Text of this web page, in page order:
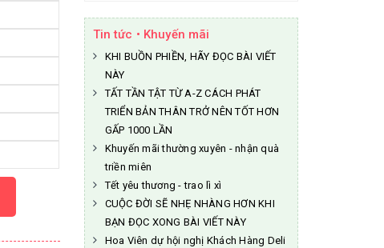
Tin tức • Khuyến mãi
KHI BUỒN PHIỀN, HÃY ĐỌC BÀI VIẾT
NÀY
TẤT TẦN TẬT TỪ A-Z CÁCH PHÁT
TRIỂN BẢN THÂN TRỞ NÊN TỐT HƠN
GẤP 1000 LẦN
Khuyến mãi thường xuyên - nhận quà
triền miên
Tết yêu thương - trao lì xì
CUỘC ĐỜI SẼ NHẸ NHÀNG HƠN KHI
BẠN ĐỌC XONG BÀI VIẾT NÀY
Hoa Viên dự hội nghị Khách Hàng Deli